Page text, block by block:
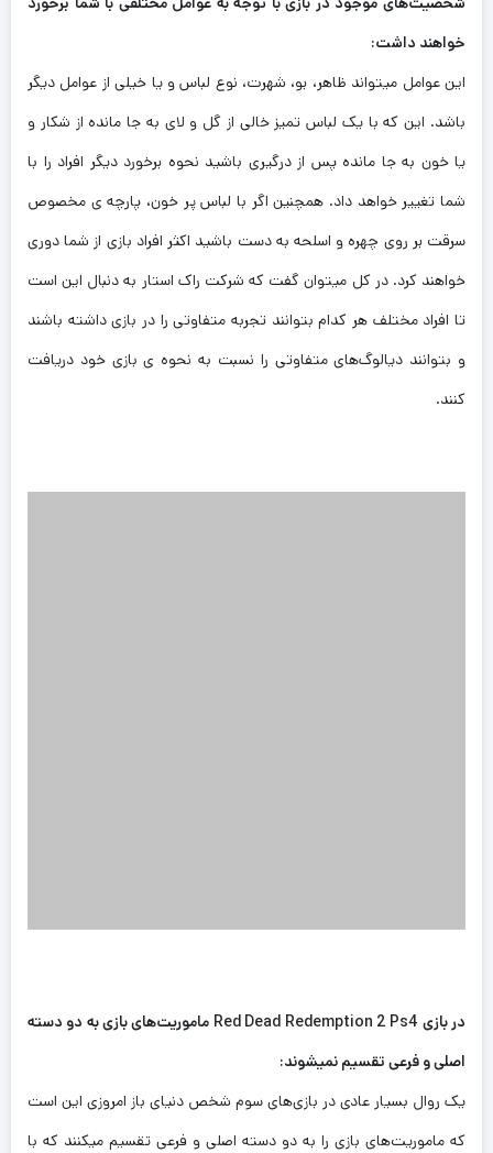
خواهند داشت:
این عوامل میتواند ظاهر، بو، شهرت، نوع لباس و یا خیلی از عوامل دیگر
باشد. این که با یک لباس تمیز خالی از گل و لای به جا مانده از شکار و
یا خون به جا مانده پس از درگیری باشید نحوه برخورد دیگر افراد را با
شما تغییر خواهد داد. همچنین اگر با لباس پر خون، پارچه ی مخصوص
سرقت بر روی چهره و اسلحه به دست باشید اکثر افراد بازی از شما دوری
خواهند کرد. در کل میتوان گفت که شرکت راک استار به دنبال این است
تا افراد مختلف هر کدام بتوانند تجربه متفاوتی را در بازی داشته باشند
و بتوانند دیالوگ‌های متفاوتی را نسبت به نحوه ی بازی خود دریافت
کنند.
در بازی Red Dead Redemption 2 Ps4 ماموریت‌های بازی به دو دسته
اصلی و فرعی تقسیم نمی­شوند:
یک روال بسیار عادی در بازی‌های سوم شخص دنیای باز امروزی این است
که ماموریت‌های بازی را به دو دسته اصلی و فرعی تقسیم میکنند که با